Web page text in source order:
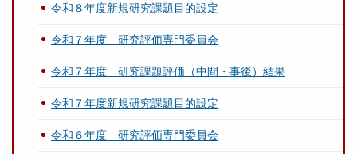
令和８年度新規研究課題目的設定
令和７年度 研究評価専門委員会
令和７年度 研究課題評価（中間・事後）結果
令和７年度新規研究課題目的設定
令和６年度 研究評価専門委員会